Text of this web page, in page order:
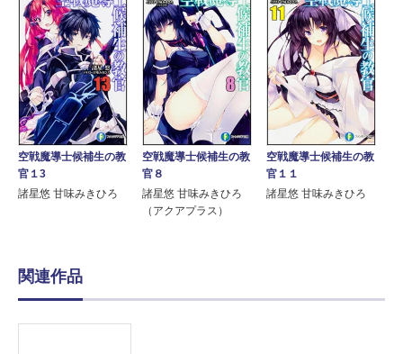
空戦魔導士候補生の教
官１3
諸星悠 甘味みきひろ
空戦魔導士候補生の教
官８
諸星悠 甘味みきひろ
（アクアプラス）
空戦魔導士候補生の教
官１１
諸星悠 甘味みきひろ
関連作品